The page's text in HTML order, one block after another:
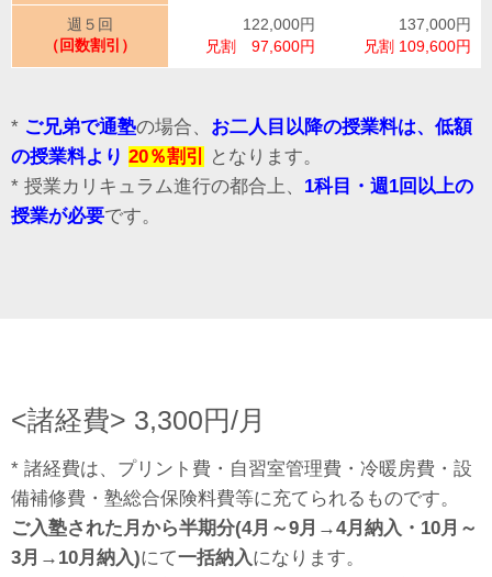
週５回
（回数割引）
122,000円
兄割 97,600円
137,000円
兄割 109,600円
* ご兄弟で通塾の場合、 お二人目以降の授業料は、低額
の授業料より 20％割引
となります。
* 授業カリキュラム進行の都合上、 1科目・週1回以上の
授業が必要です。
<諸経費> 3,300円/月
* 諸経費は、プリント費・自習室管理費・冷暖房費・設
備補修費・塾総合保険料費等に充てられるものです。
ご入塾された月から半期分(4月～9月→4月納入・10月～
3月→10月納入)にて一括納入になります。